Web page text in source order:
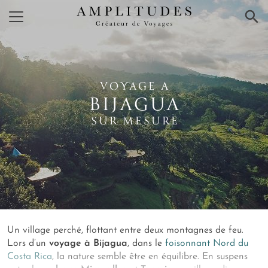
×
VOYAGE A
BIJAGUA
SUR MESURE
Un village perché, flottant entre deux montagnes de feu.
Lors d’un voyage à Bijagua, dans le foisonnant Nord du
Costa Rica, la nature semble être en équilibre. En suspens